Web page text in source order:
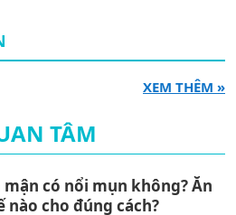
XEM THÊM »
TÂM
mận có nổi mụn không? Ăn
nào cho đúng cách?